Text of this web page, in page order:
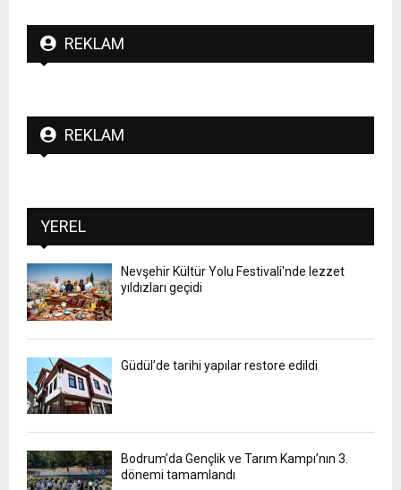
REKLAM
REKLAM
YEREL
Nevşehir Kültür Yolu Festivali'nde lezzet
yıldızları geçidi
Güdül’de tarihi yapılar restore edildi
Bodrum’da Gençlik ve Tarım Kampı’nın 3.
dönemi tamamlandı